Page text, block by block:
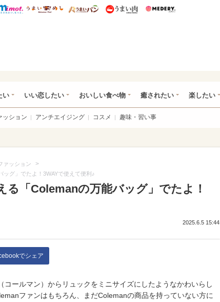
レぴあ総研 ディズニー特集
mimot. うまいめし うまいパン うまい肉
い いい恋したい おいしい食べ物 癒されたい 楽したい
ッション アンチエイジング コスメ 趣味・習い事
ァッション >
グ」でたよ！3WAYで使えて便利♪
る「Colemanの万能バッグ」でたよ！
2025.6.5 15:44
でシェア
コールマン）からリュックをミニサイズにしたようなかわいらし
ファンはもちろん、まだColemanの商品を持っていない方に